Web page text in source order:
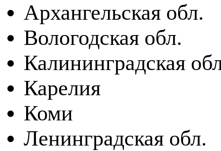
Архангельская обл.
Вологодская обл.
Калининградская
Карелия
Коми
Ленинградская обл.